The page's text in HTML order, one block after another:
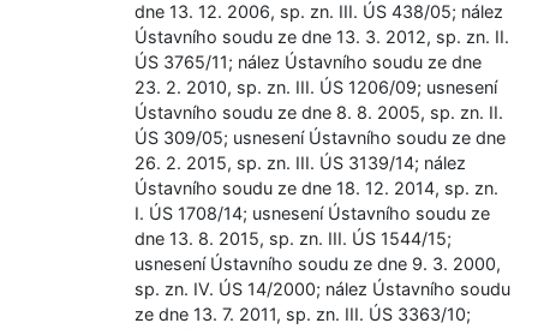
dne 13. 12. 2006, sp. zn. III. ÚS 438/05; nález
Ústavního soudu ze dne 13. 3. 2012, sp. zn. II.
ÚS 3765/11; nález Ústavního soudu ze dne
23. 2. 2010, sp. zn. III. ÚS 1206/09; usnesení
Ústavního soudu ze dne 8. 8. 2005, sp. zn. II.
ÚS 309/05; usnesení Ústavního soudu ze dne
26. 2. 2015, sp. zn. III. ÚS 3139/14; nález
Ústavního soudu ze dne 18. 12. 2014, sp. zn.
I. ÚS 1708/14; usnesení Ústavního soudu ze
dne 13. 8. 2015, sp. zn. III. ÚS 1544/15;
usnesení Ústavního soudu ze dne 9. 3. 2000,
sp. zn. IV. ÚS 14/2000; nález Ústavního soudu
ze dne 13. 7. 2011, sp. zn. III. ÚS 3363/10;